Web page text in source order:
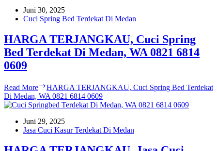
Juni 30, 2025
Cuci Spring Bed Terdekat Di Medan
HARGA TERJANGKAU, Cuci Spring
Bed Terdekat Di Medan, WA 0821 6814
0609
Read More
HARGA TERJANGKAU, Cuci Spring Bed Terdekat
Di Medan, WA 0821 6814 0609
Juni 29, 2025
Jasa Cuci Kasur Terdekat Di Medan